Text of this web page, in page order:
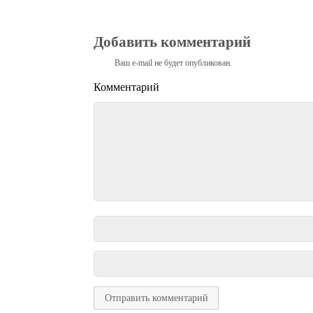
Добавить комментарий
Ваш e-mail не будет опубликован.
Комментарий